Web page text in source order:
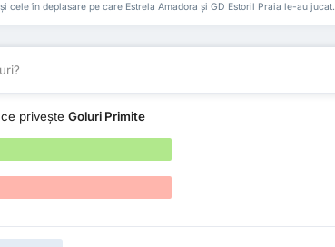
cele în deplasare pe care Estrela Amadora și GD Estoril Praia le-au jucat.
priveșteGoluri Primite